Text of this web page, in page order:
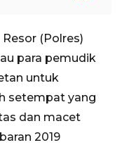
(Polres)
para pemudik
untuk
setempat yang
dan macet
2019